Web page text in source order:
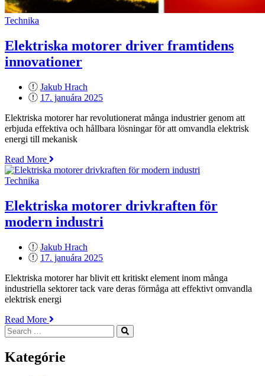
Technika
Elektriska motorer driver framtidens
innovationer
Jakub Hrach
Posted
17. januára 2025
Elektriska motorer har revolutionerat många industrier genom att
erbjuda effektiva och hållbara lösningar för att omvandla elektrisk
energi till mekanisk
Read More
motorer
innovationer“
Technika
Elektriska motorer drivkraften för
modern industri
Jakub Hrach
Posted
17. januára 2025
Elektriska motorer har blivit ett kritiskt element inom många
industriella sektorer tack vare deras förmåga att effektivt omvandla
elektrisk energi
Read More
drivkraften
för
modern
Search
for:
Search
Kategórie